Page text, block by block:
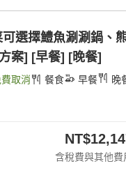
選擇鱧魚涮涮鍋、
案] [早餐] [晚餐]
取消 餐食 早餐 晚
含稅費與其他費